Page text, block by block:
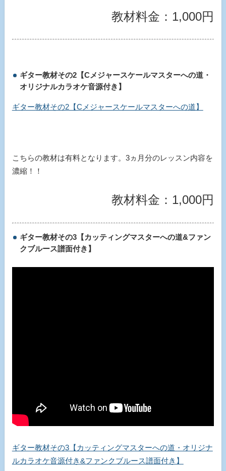
教材料金：1,000円
ギター教材その2【Cメジャースケールマスターへの道・
オリジナルカラオケ音源付き】
ギター教材その2【Cメジャースケールマスターへの道】
こちらの教材は有料となります。3ヵ月分のレッスン内容を
濃縮！！
教材料金：1,000円
ギター教材その3【カッティングマスターへの道&ファン
クブルース譜面付き】
ギター教材その3【カッティングマスターへの道・オリジナ
ルカラオケ音源付き&ファンクブルース譜面付き】